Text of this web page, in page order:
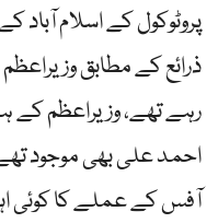
پروٹوکول کے اسلام آباد
ذرائع کے مطابق
رہے تھے، وزیراعظم
احمد علی بھی موجود
آفس کے عملے کا کوئی